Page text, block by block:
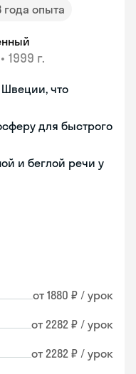
года опыта
• 1999 г.
что
для быстрого
и беглой речи у
от 1880 ₽ / урок
от 2282 ₽ / урок
от 2282 ₽ / урок